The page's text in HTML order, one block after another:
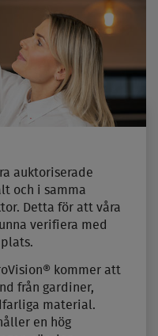
auktoriserade
och i samma
Detta för att våra
verifiera med
kommer att
från gardiner,
material.
en hög